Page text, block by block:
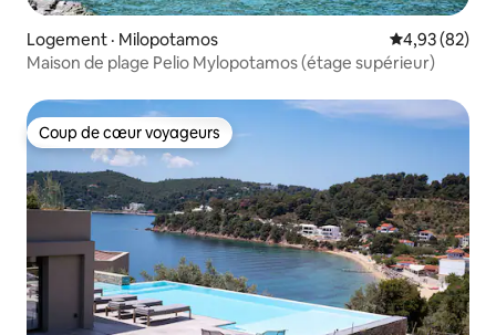
Logement · Milopotamos Note
4,93 (82)
Maison de plage Pelio Mylopotamos (étage supérieur)
Coup de cœur voyageurs
Coup de cœur voyageurs